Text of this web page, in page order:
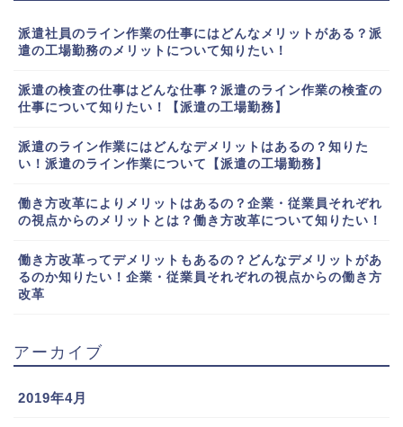
派遣社員のライン作業の仕事にはどんなメリットがある？派
遣の工場勤務のメリットについて知りたい！
派遣の検査の仕事はどんな仕事？派遣のライン作業の検査の
仕事について知りたい！【派遣の工場勤務】
派遣のライン作業にはどんなデメリットはあるの？知りた
い！派遣のライン作業について【派遣の工場勤務】
働き方改革によりメリットはあるの？企業・従業員それぞれ
の視点からのメリットとは？働き方改革について知りたい！
働き方改革ってデメリットもあるの？どんなデメリットがあ
るのか知りたい！企業・従業員それぞれの視点からの働き方
改革
アーカイブ
2019年4月